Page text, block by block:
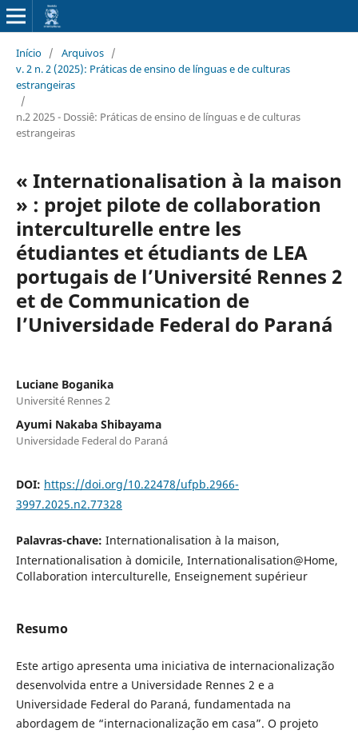
Início / Arquivos /
v. 2 n. 2 (2025): Práticas de ensino de línguas e de culturas
estrangeiras
/
n.2 2025 - Dossiê: Práticas de ensino de línguas e de culturas
estrangeiras
« Internationalisation à la maison
» : projet pilote de collaboration
interculturelle entre les
étudiantes et étudiants de LEA
portugais de l’Université Rennes 2
et de Communication de
l’Universidade Federal do Paraná
Luciane Boganika
Université Rennes 2
Ayumi Nakaba Shibayama
Universidade Federal do Paraná
DOI: https://doi.org/10.22478/ufpb.2966-
3997.2025.n2.77328
Palavras-chave: Internationalisation à la maison,
Internationalisation à domicile, Internationalisation@Home,
Collaboration interculturelle, Enseignement supérieur
Resumo
Este artigo apresenta uma iniciativa de internacionalização
desenvolvida entre a Universidade Rennes 2 e a
Universidade Federal do Paraná, fundamentada na
abordagem de “internacionalização em casa”. O projeto